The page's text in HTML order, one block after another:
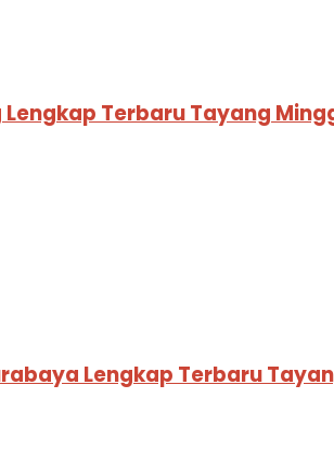
Terbaru Tayang
Lengkap Terbaru